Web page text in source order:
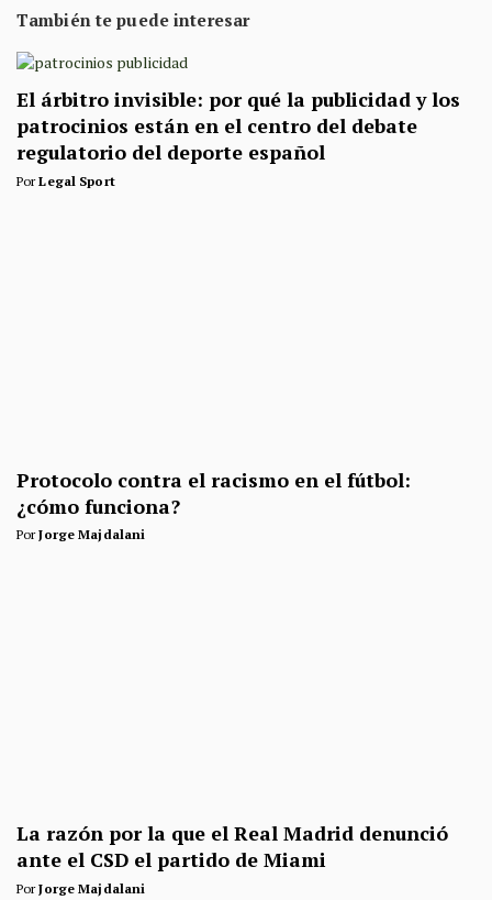
También te puede interesar
El árbitro invisible: por qué la publicidad y los
patrocinios están en el centro del debate
regulatorio del deporte español
PorLegal Sport
Protocolo contra el racismo en el fútbol:
¿cómo funciona?
PorJorge Majdalani
La razón por la que el Real Madrid denunció
ante el CSD el partido de Miami
PorJorge Majdalani